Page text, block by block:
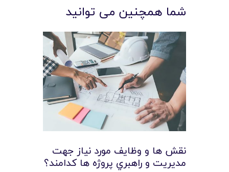
شما همچنین می توانید
نقش ها و وظايف مورد نياز جهت
مديريت و راهبري پروژه ها کدامند؟